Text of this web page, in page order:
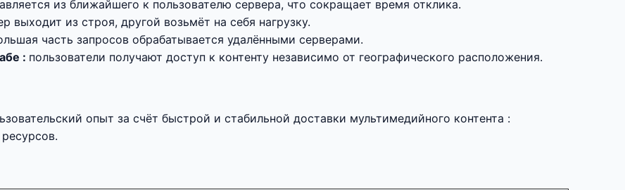
из ближайшего к пользователю сервера, что сокращает время отклика.
выходит из строя, другой возьмёт на себя нагрузку.
часть запросов обрабатывается удалёнными серверами.
: пользователи получают доступ к контенту независимо от географического расположения.
опыт за счёт быстрой и стабильной доставки мультимедийного контента :